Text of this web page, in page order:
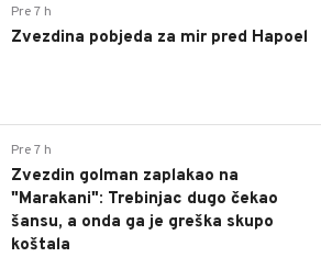
Pre 7 h
Zvezdina pobjeda za mir pred Hapoel
Pre 7 h
Zvezdin golman zaplakao na
"Marakani": Trebinjac dugo čekao
šansu, a onda ga je greška skupo
koštala